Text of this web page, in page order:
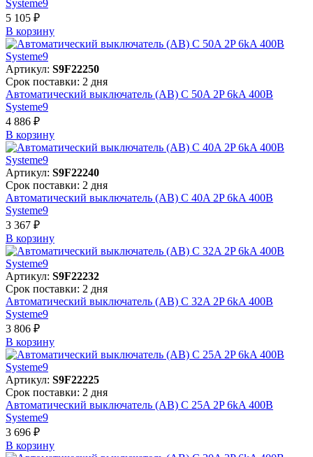
Systeme9
5 105 ₽
В корзинy
Артикул: S9F22250
Срок поставки: 2 дня
Автоматический выключатель (АВ) C 50A 2P 6kA 400В
Systeme9
4 886 ₽
В корзинy
Артикул: S9F22240
Срок поставки: 2 дня
Автоматический выключатель (АВ) C 40A 2P 6kA 400В
Systeme9
3 367 ₽
В корзинy
Артикул: S9F22232
Срок поставки: 2 дня
Автоматический выключатель (АВ) C 32A 2P 6kA 400В
Systeme9
3 806 ₽
В корзинy
Артикул: S9F22225
Срок поставки: 2 дня
Автоматический выключатель (АВ) C 25A 2P 6kA 400В
Systeme9
3 696 ₽
В корзинy